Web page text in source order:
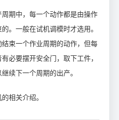
期中，每一个动作都是由操作
。一般在试机调模时才选用。
束一个作业周期的动作，但每
必要摆开安全门，取下工件，
续下一个周期的出产。
相关介绍。